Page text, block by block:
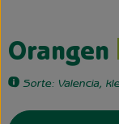
Orangen
Sorte: Valencia,